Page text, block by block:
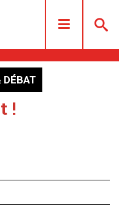
DÉBAT
!